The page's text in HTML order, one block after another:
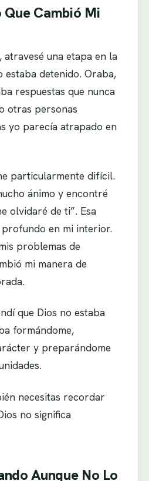
Cambió Mi
atravesé una etapa en la
estaba detenido. Oraba,
respuestas que nunca
otras personas
yo parecía atrapado en
particularmente difícil.
ánimo y encontré
olvidaré de ti”. Esa
en mi interior.
problemas de
mi manera de
que Dios no estaba
formándome,
y preparándome
necesitas recordar
no significa
Aunque No Lo